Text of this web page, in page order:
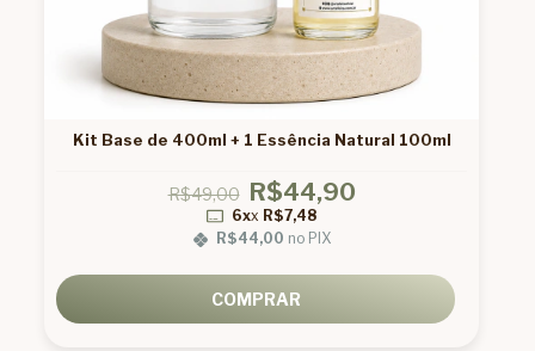
Kit Base de 400ml + 1 Essência Natural 100ml
R$49,00 R$44,90
6xx R$7,48
R$44,00 no PIX
COMPRAR